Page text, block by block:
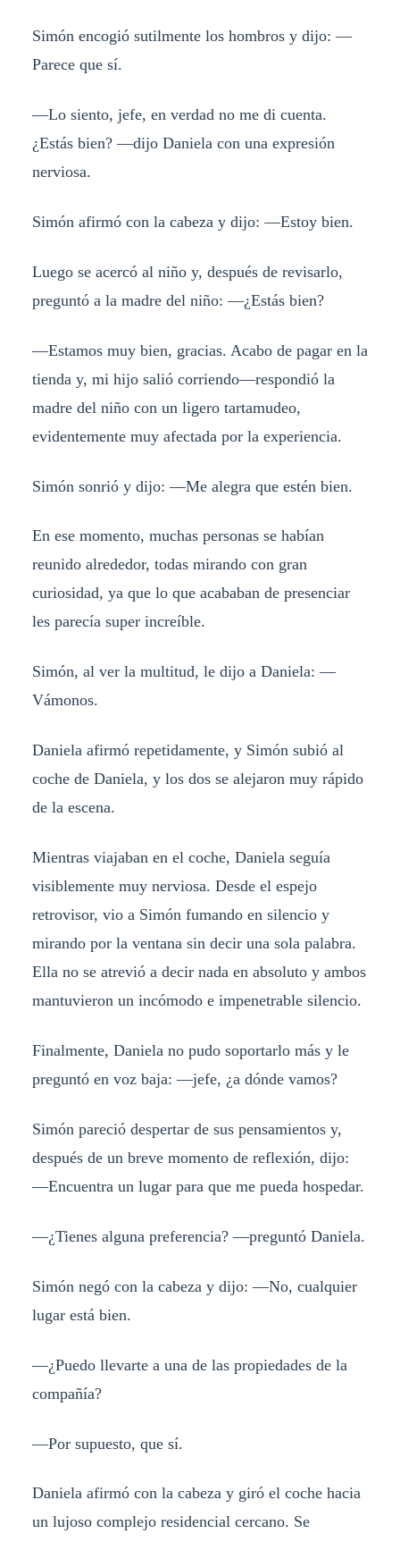
Simón encogió sutilmente los hombros y dijo: —
Parece que sí.
—Lo siento, jefe, en verdad no me di cuenta.
¿Estás bien? —dijo Daniela con una expresión
nerviosa.
Simón afirmó con la cabeza y dijo: —Estoy bien.
Luego se acercó al niño y, después de revisarlo,
preguntó a la madre del niño: —¿Estás bien?
—Estamos muy bien, gracias. Acabo de pagar en la
tienda y, mi hijo salió corriendo—respondió la
madre del niño con un ligero tartamudeo,
evidentemente muy afectada por la experiencia.
Simón sonrió y dijo: —Me alegra que estén bien.
En ese momento, muchas personas se habían
reunido alrededor, todas mirando con gran
curiosidad, ya que lo que acababan de presenciar
les parecía super increíble.
Simón, al ver la multitud, le dijo a Daniela: —
Vámonos.
Daniela afirmó repetidamente, y Simón subió al
coche de Daniela, y los dos se alejaron muy rápido
de la escena.
Mientras viajaban en el coche, Daniela seguía
visiblemente muy nerviosa. Desde el espejo
retrovisor, vio a Simón fumando en silencio y
mirando por la ventana sin decir una sola palabra.
Ella no se atrevió a decir nada en absoluto y ambos
mantuvieron un incómodo e impenetrable silencio.
Finalmente, Daniela no pudo soportarlo más y le
preguntó en voz baja: —jefe, ¿a dónde vamos?
Simón pareció despertar de sus pensamientos y,
después de un breve momento de reflexión, dijo:
—Encuentra un lugar para que me pueda hospedar.
—¿Tienes alguna preferencia? —preguntó Daniela.
Simón negó con la cabeza y dijo: —No, cualquier
lugar está bien.
—¿Puedo llevarte a una de las propiedades de la
compañía?
—Por supuesto, que sí.
Daniela afirmó con la cabeza y giró el coche hacia
un lujoso complejo residencial cercano. Se